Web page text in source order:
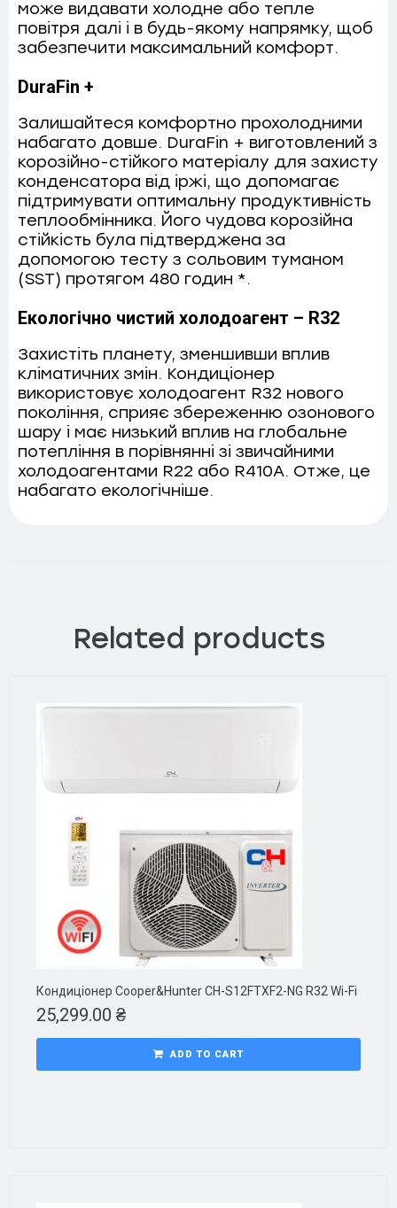
може видавати холодне або тепле
повітря далі і в будь-якому напрямку, щоб
забезпечити максимальний комфорт.
DuraFin +
Залишайтеся комфортно прохолодними
набагато довше. DuraFin + виготовлений з
корозійно-стійкого матеріалу для захисту
конденсатора від іржі, що допомагає
підтримувати оптимальну продуктивність
теплообмінника. Його чудова корозійна
стійкість була підтверджена за
допомогою тесту з сольовим туманом
(SST) протягом 480 годин *.
Екологічно чистий холодоагент – R32
Захистіть планету, зменшивши вплив
кліматичних змін. Кондиціонер
використовує холодоагент R32 нового
покоління, сприяє збереженню озонового
шару і має низький вплив на глобальне
потепління в порівнянні зі звичайними
холодоагентами R22 або R410A. Отже, це
набагато екологічніше.
Related products
Кондиціонер Cooper&Hunter CH-S12FTXF2-NG R32 Wi-Fi
25,299.00 ₴
ADD TO CART